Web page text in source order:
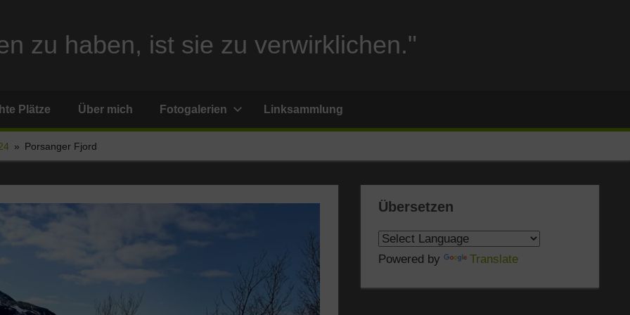
zu haben, ist sie zu verwirklichen."
Plätze Über mich Fotogalerien Linksammlung
Porsanger Fjord
Übersetzen
Powered by Translate